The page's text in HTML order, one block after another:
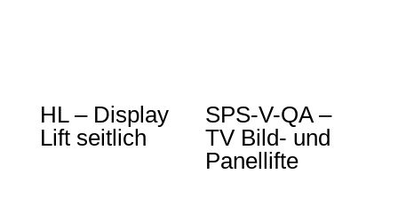
HL – Display
Lift seitlich
SPS-V-QA –
TV Bild- und
Panellifte